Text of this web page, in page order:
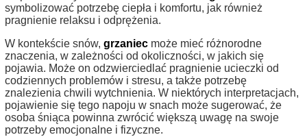
symbolizować potrzebę ciepła i komfortu, jak również
pragnienie relaksu i odprężenia.
W kontekście snów, grzaniec może mieć różnorodne
znaczenia, w zależności od okoliczności, w jakich się
pojawia. Może on odzwierciedlać pragnienie ucieczki od
codziennych problemów i stresu, a także potrzebę
znalezienia chwili wytchnienia. W niektórych interpretacjach,
pojawienie się tego napoju w snach może sugerować, że
osoba śniąca powinna zwrócić większą uwagę na swoje
potrzeby emocjonalne i fizyczne.